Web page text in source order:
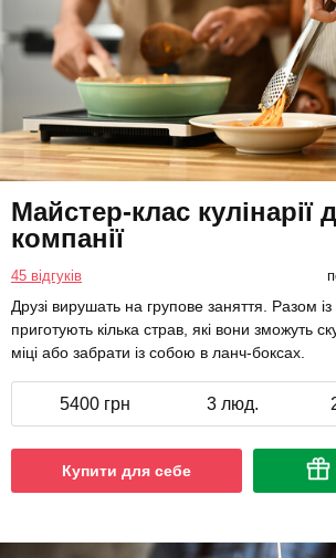
Майстер-клас кулінарії
компанії
45 відгуків
Друзі вирушать на групове заняття. Разом
приготують кілька страв, які вони зможуть
міці або забрати із собою в ланч-боксах.
5400 грн 3 люд.
Купити для себе